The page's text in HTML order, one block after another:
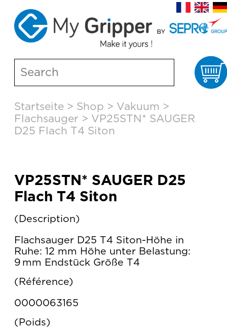
content
Startseite > Shop > Vakuum >
Flachsauger > VP25STN* SAUGER
D25 Flach T4 Siton
VP25STN* SAUGER D25
Flach T4 Siton
Description
Flachsauger D25 T4 Siton-Höhe in
Ruhe: 12 mm Höhe unter Belastung:
9 mm Endstück Größe T4
Référence
0000063165
Poids